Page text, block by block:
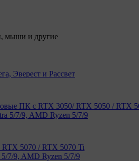
мыши и другие
Эверест и Рассвет
ПК с RTX 3050/ RTX 5050 / RTX
5/7/9, AMD Ryzen 5/7/9
5070 / RTX 5070 Ti
7/9, AMD Ryzen 5/7/9